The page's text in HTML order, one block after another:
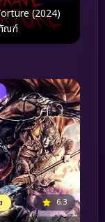
(2024)
ณฑ์
6.3